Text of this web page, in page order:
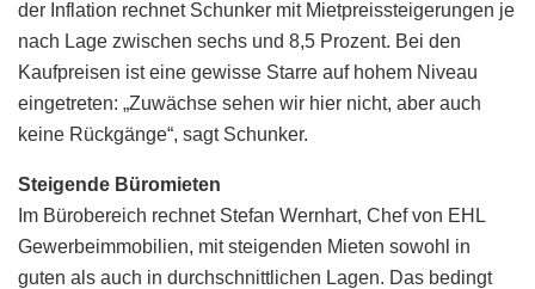
der Inflation rechnet Schunker mit Mietpreissteigerungen je
nach Lage zwischen sechs und 8,5 Prozent. Bei den
Kaufpreisen ist eine gewisse Starre auf hohem Niveau
eingetreten: „Zuwächse sehen wir hier nicht, aber auch
keine Rückgänge“, sagt Schunker.
Steigende Büromieten
Im Bürobereich rechnet Stefan Wernhart, Chef von EHL
Gewerbeimmobilien, mit steigenden Mieten sowohl in
guten als auch in durchschnittlichen Lagen. Das bedingt